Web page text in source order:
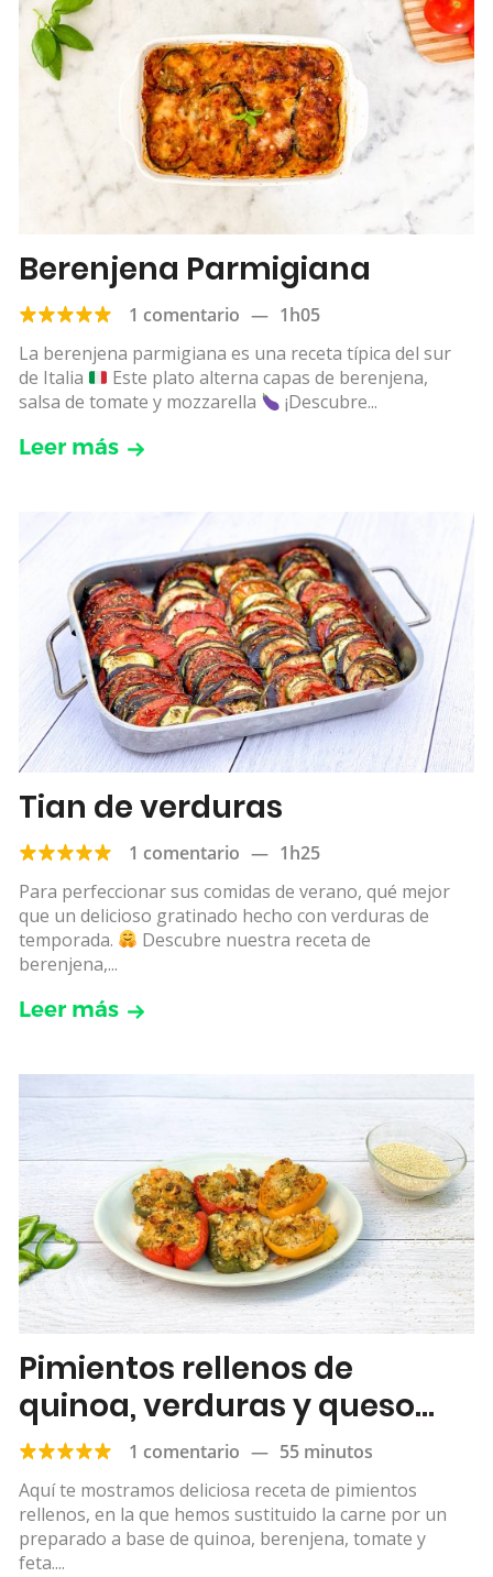
Berenjena Parmigiana
1 comentario — 1h05
La berenjena parmigiana es una receta típica del sur
de Italia
Este plato alterna capas de berenjena,
salsa de tomate y mozzarella
¡Descubre...
Leer más
Tian de verduras
1 comentario — 1h25
Para perfeccionar sus comidas de verano, qué mejor
que un delicioso gratinado hecho con verduras de
temporada.
Descubre nuestra receta de
berenjena,...
Leer más
Pimientos rellenos de
quinoa, verduras y queso
feta
1 comentario — 55 minutos
Aquí te mostramos deliciosa receta de pimientos
rellenos, en la que hemos sustituido la carne por un
preparado a base de quinoa, berenjena, tomate y
feta....